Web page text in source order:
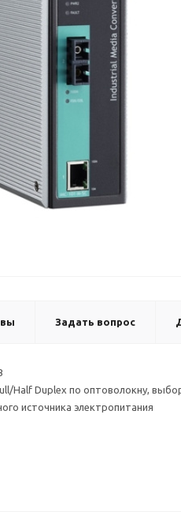
Задать вопрос
Half Duplex по оптоволокну,
источника электропитания